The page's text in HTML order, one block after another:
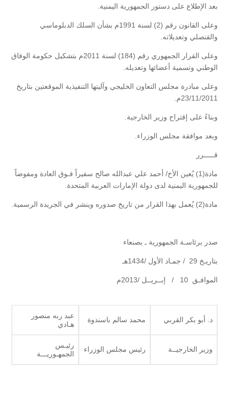
بعد الإطلاع على دستور الجمهورية اليمنية.
وعلى القانون رقم (2) لسنة 1991م بشأن السلك الدبلوماسي
والقنصلي وتعديلاته.
وعلى القرار الجمهوري رقم (184) لسنة 2011م بتشكيل حكومة الوفاق
الوطني وتسمية أعضائها وتعديله.
وعلى مبادرة مجلس التعاون الخليجي وآليتها التنفيذية الموقعتين بتاريخ
23/11/2011م.
وبناءً على إقتراح وزير الخارجية.
وبعد موافقة مجلس الوزراء.
قـــــرر
مادة(1) يُعين الأخ/ أحمد علي عبدالله صالح سفيراً فـوق العادة ومفوضاً
للجمهورية اليمنية لدى دولة الإمارات العربية المتحدة.
مادة(2) يُعمل بهذا القرار من تاريخ صدوره وينشر في الجريدة الرسمية.
صدر برئاسـة الجمهورية ـ بصنعاء
بتاريـخ 29 / جمـاد الأول /1434هـ
الموافـق 10 / إبــريــل /2013م
د. أبو بكر القربي محمد سالم باسندوة
عبد ربه منصور
هـادي
وزير الخارجيــة رئيس مجلس الوزراء
رئيـس
الجمهـوريـــة